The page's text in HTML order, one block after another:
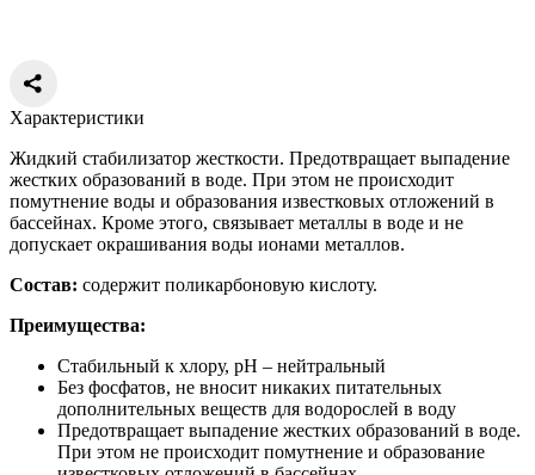
Характеристики
Жидкий стабилизатор жесткости. Предотвращает выпадение
жестких образований в воде. При этом не происходит
помутнение воды и образования известковых отложений в
бассейнах. Кроме этого, связывает металлы в воде и не
допускает окрашивания воды ионами металлов.
Состав: содержит поликарбоновую кислоту.
Преимущества:
Стабильный к хлору, рН – нейтральный
Без фосфатов, не вносит никаких питательных
дополнительных веществ для водорослей в воду
Предотвращает выпадение жестких образований в воде.
При этом не происходит помутнение и образование